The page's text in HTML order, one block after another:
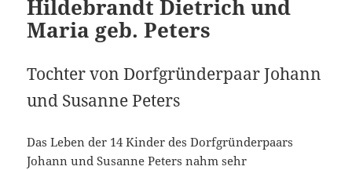
Hildebrandt Dietrich und
Maria geb. Peters
Tochter von Dorfgründerpaar Johann
und Susanne Peters
Das Leben der 14 Kinder des Dorfgründerpaars
Johann und Susanne Peters nahm sehr